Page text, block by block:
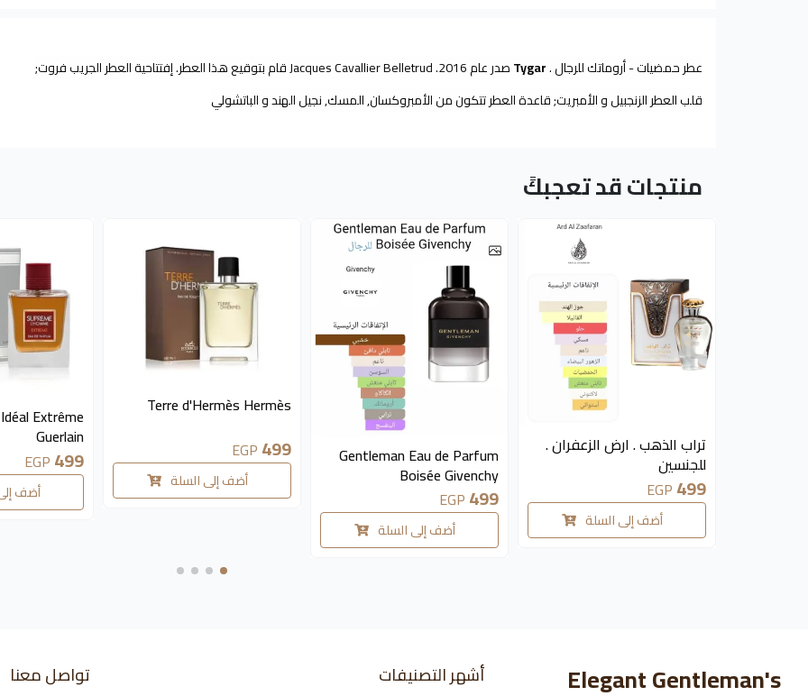
عطر حمضيات - أروماتك للرجال .Tygar
صدر عام 2016. Jacques Cavallier Belletrud قام بتوقيع هذا العطر. إفتتاحية العطر الجريب فروت;
قلب العطر الزنجبيل و الأمبريت; قاعدة العطر تتكون من الأمبروكسان, المسك, نجيل الهند و الباتشولي
منتجات قد تعجبكً
تراب الذهب . ارض الزعفران .
للجنسين
499
EGP
أضف إلى السلة
Gentleman Eau de Parfum
Boisée Givenchy
499
EGP
أضف إلى السلة
Terre d'Hermès Hermès
499
EGP
أضف إلى السلة
Extrême
Guerlain
499
EGP
أضف
Elegant Gentleman's أشهر التصنيفات تواصل معنا